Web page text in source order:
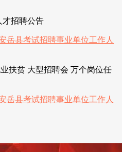
才招聘公告
扶贫 大型招聘会 万个岗位任